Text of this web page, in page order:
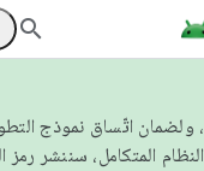
اعتبارًا من عام 2026، ولضمان اتّساق
المتكامل، سننشر